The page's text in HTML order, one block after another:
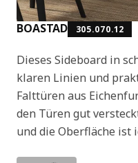
BOASTAD 305.070.12
Dieses Sideboard in
klaren Linien und
Falttüren aus
den Türen gut
und die Oberfläche ist